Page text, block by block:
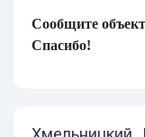
Сообщите
Спасибо!